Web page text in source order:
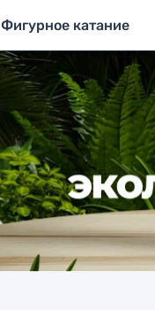
Фигурное катание